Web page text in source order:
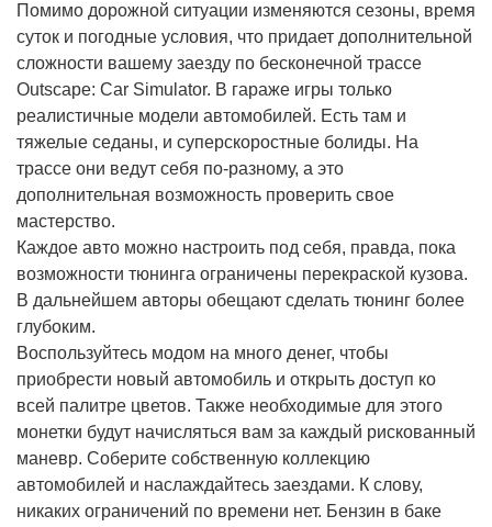
Помимо дорожной ситуации изменяются сезоны, время
суток и погодные условия, что придает дополнительной
сложности вашему заезду по бесконечной трассе
Outscape: Car Simulator. В гараже игры только
реалистичные модели автомобилей. Есть там и
тяжелые седаны, и суперскоростные болиды. На
трассе они ведут себя по-разному, а это
дополнительная возможность проверить свое
мастерство.
Каждое авто можно настроить под себя, правда, пока
возможности тюнинга ограничены перекраской кузова.
В дальнейшем авторы обещают сделать тюнинг более
глубоким.
Воспользуйтесь модом на много денег, чтобы
приобрести новый автомобиль и открыть доступ ко
всей палитре цветов. Также необходимые для этого
монетки будут начисляться вам за каждый рискованный
маневр. Соберите собственную коллекцию
автомобилей и наслаждайтесь заездами. К слову,
никаких ограничений по времени нет. Бензин в баке